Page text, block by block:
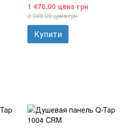
1 476.00 цена грн
2 349.00 цена грн
Купити